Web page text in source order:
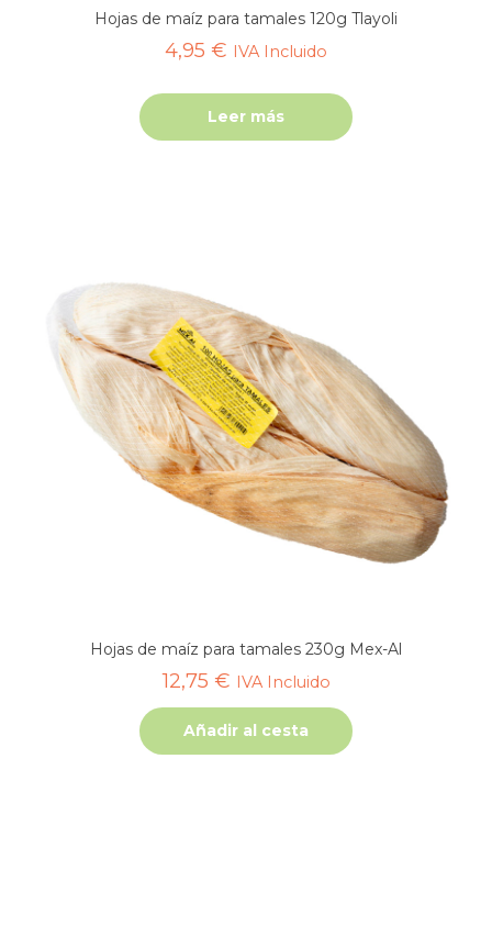
Hojas de maíz para tamales 120g Tlayoli
4,95 € IVA Incluido
Leer más
Hojas de maíz para tamales 230g Mex-Al
12,75 € IVA Incluido
Añadir al cesta